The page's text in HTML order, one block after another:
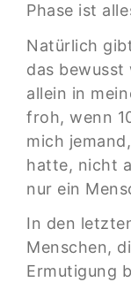
Phase ist
Natürlich
das
allein in
froh, wenn
mich
hatte, nicht
nur ein
In den
Menschen,
Ermutigung